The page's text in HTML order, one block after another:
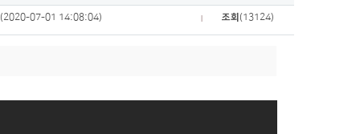
(2020-07-01 14:08:04) 조회 (13124)